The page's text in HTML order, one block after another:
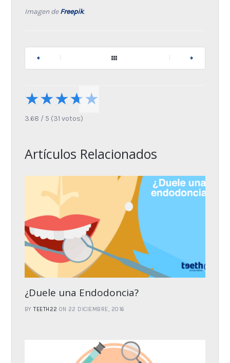
Imagen deFreepik.
★★★★★
3.68 / 5 (31 votos)
Artículos Relacionados
¿Duele una Endodoncia?
BYTEETH22 ON 22 DICIEMBRE, 2016